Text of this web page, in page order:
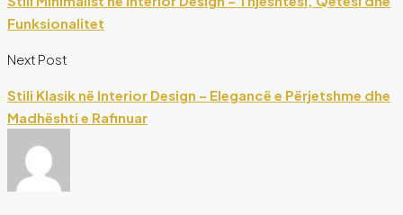
Funksionalitet
Next Post
Stili Klasik në Interior Design – Elegancë e Përjetshme dhe
Madhështi e Rafinuar